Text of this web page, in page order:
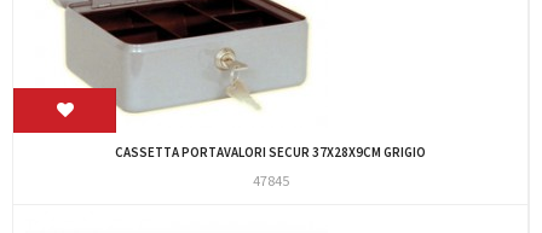
CASSETTA PORTAVALORI SECUR 37X28X9CM GRIGIO
47845